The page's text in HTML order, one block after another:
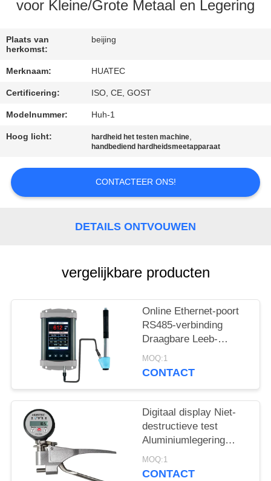
CITAAT
SITEMAP
PRIVACY
POLICY
voor Kleine/Grote Metaal en Legering
Plaats van
herkomst:
beijing
Merknaam: HUATEC
Certificering: ISO, CE, GOST
Modelnummer: Huh-1
Hoog licht: hardheid het testen machine,
handbediend hardheidsmeetapparaat
CONTACTEER ONS!
DETAILS ONTVOUWEN
vergelijkbare producten
Online Ethernet-poort
RS485-verbinding
Draagbare Leeb-
hardheidstester voor
echttijdhardheidstesten
MOQ:1
CONTACT
Digitaal display Niet-
destructieve test
Aluminiumlegering
Webster
hardheidstester
MOQ:1
CONTACT